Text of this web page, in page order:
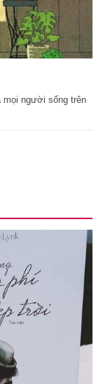
mọi người sống trên